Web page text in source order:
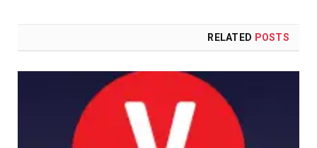
RELATED POSTS